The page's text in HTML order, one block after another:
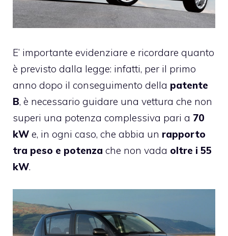
E’ importante evidenziare e ricordare quanto
è previsto dalla legge: infatti, per il primo
anno dopo il conseguimento della patente
B, è necessario guidare una vettura che non
superi una potenza complessiva pari a 70
kW e, in ogni caso, che abbia un rapporto
tra peso e potenza che non vada oltre i 55
kW.